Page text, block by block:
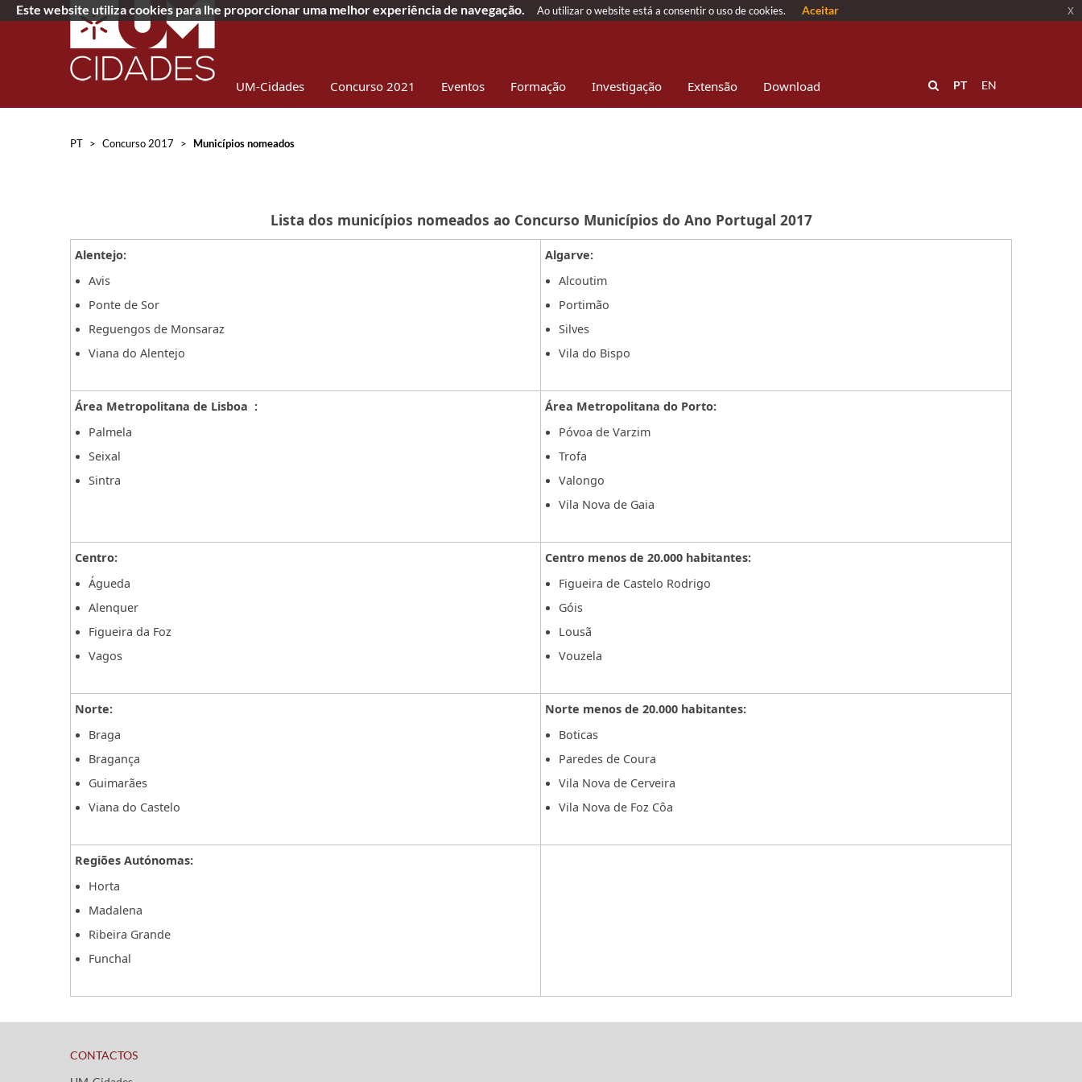
UM-Cidades Concurso 2021 Eventos Formação Investigação Extensão Download EN
PT
PT > Concurso 2017 > Municípios nomeados
Lista dos municípios nomeados ao Concurso Municípios do Ano Portugal 2017
Alentejo:
Avis
Ponte de Sor
Reguengos de Monsaraz
Viana do Alentejo
Algarve:
Alcoutim
Portimão
Silves
Vila do Bispo
Área Metropolitana de Lisboa :
Palmela
Seixal
Sintra
Área Metropolitana do Porto:
Póvoa de Varzim
Trofa
Valongo
Vila Nova de Gaia
Centro:
Águeda
Alenquer
Figueira da Foz
Vagos
Centro menos de 20.000 habitantes:
Figueira de Castelo Rodrigo
Góis
Lousã
Vouzela
Norte:
Braga
Bragança
Guimarães
Viana do Castelo
Norte menos de 20.000 habitantes:
Boticas
Paredes de Coura
Vila Nova de Cerveira
Vila Nova de Foz Côa
Regiões Autónomas:
Horta
Madalena
Ribeira Grande
Funchal
CONTACTOS
Este website utiliza cookies para lhe proporcionar uma melhor experiência de navegação. Ao utilizar o website está a consentir o uso de cookies. Aceitar x